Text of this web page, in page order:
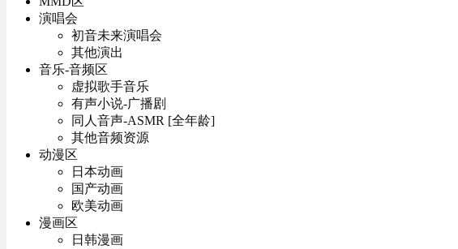
演唱会
初音未来演唱会
其他演出
音乐-音频区
虚拟歌手音乐
有声小说-广播剧
同人音声-ASMR [全年龄]
其他音频资源
动漫区
日本动画
国产动画
欧美动画
漫画区
日韩漫画